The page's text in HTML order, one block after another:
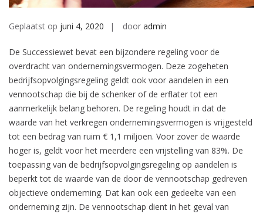
Geplaatst op juni 4, 2020 door admin
De Successiewet bevat een bijzondere regeling voor de
overdracht van ondernemingsvermogen. Deze zogeheten
bedrijfsopvolgingsregeling geldt ook voor aandelen in een
vennootschap die bij de schenker of de erflater tot een
aanmerkelijk belang behoren. De regeling houdt in dat de
waarde van het verkregen ondernemingsvermogen is vrijgesteld
tot een bedrag van ruim € 1,1 miljoen. Voor zover de waarde
hoger is, geldt voor het meerdere een vrijstelling van 83%. De
toepassing van de bedrijfsopvolgingsregeling op aandelen is
beperkt tot de waarde van de door de vennootschap gedreven
objectieve onderneming. Dat kan ook een gedeelte van een
onderneming zijn. De vennootschap dient in het geval van